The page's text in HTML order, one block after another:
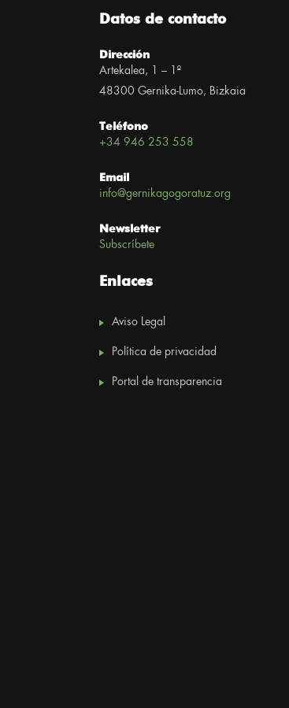
Datos de contacto
Dirección
Artekalea, 1 – 1º
48300 Gernika-Lumo, Bizkaia
Teléfono
+34 946 253 558
Email
info@gernikagogoratuz.org
Newsletter
Subscríbete
Enlaces
Aviso Legal
Política de privacidad
Portal de transparencia